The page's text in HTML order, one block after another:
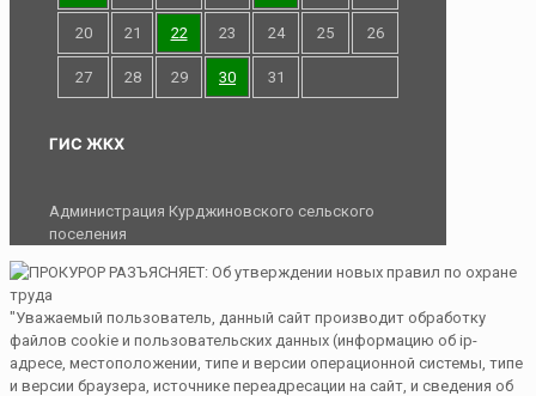
20 21 22 23 24 25 26
27 28 29 30 31
ГИС ЖКХ
Администрация Курджиновского сельского
поселения
"Уважаемый пользователь, данный сайт производит обработку
файлов cookie и пользовательских данных (информацию об ip-
адресе, местоположении, типе и версии операционной системы, типе
и версии браузера, источнике переадресации на сайт, и сведения об